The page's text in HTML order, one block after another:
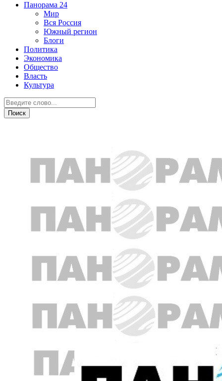
Панорама 24
Мир
Вся Россия
Южный регион
Блоги
Политика
Экономика
Общество
Власть
Культура